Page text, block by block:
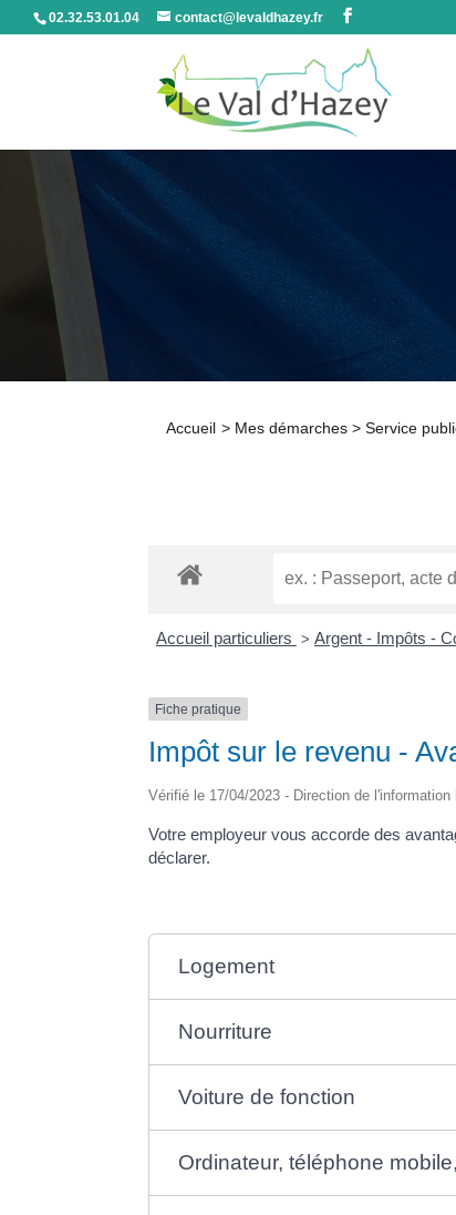
02.32.53.01.04 contact@levaldhazey.fr
Accueil > Mes démarches > Service
Accueil particuliers > Argent - Impôts -
Fiche pratique
Impôt sur le revenu -
Vérifié le 17/04/2023 - Direction de
Votre employeur vous accorde des
déclarer.
Logement
Nourriture
Voiture de fonction
Ordinateur, téléphone